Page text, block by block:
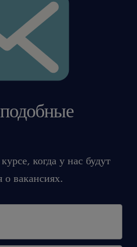
когда у нас будут
о вакансиях.